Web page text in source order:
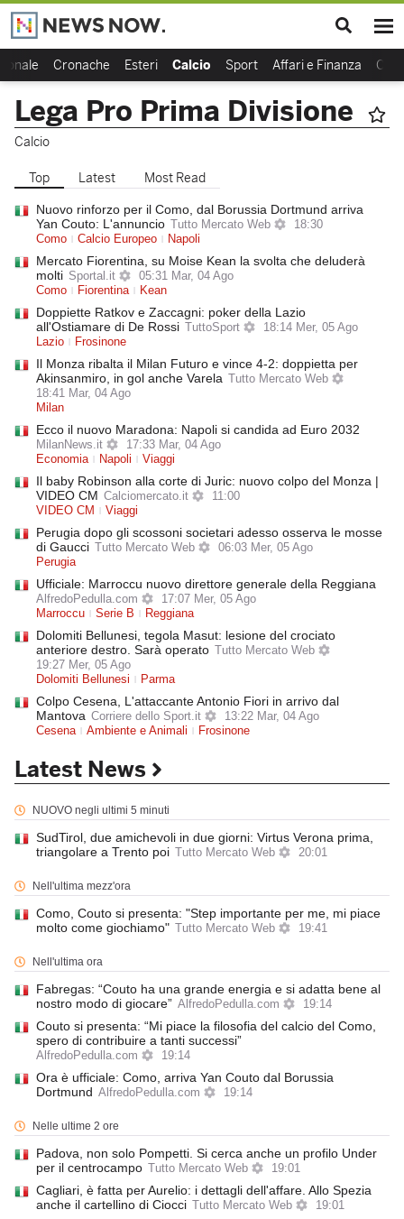
Cronache Esteri Calcio Sport Affari e Finanza
Lega Pro Prima Divisione
Calcio
Top Latest Most Read
Nuovo rinforzo per il Como, dal Borussia Dortmund arriva
Yan Couto: L'annuncio
Tutto Mercato Web
18:30
Como
Calcio Europeo Napoli
Mercato Fiorentina, su Moise Kean la svolta che deluderà
molti Sportal.it
05:31 Mar, 04 Ago
Como
Fiorentina Kean
Doppiette Ratkov e Zaccagni: poker della Lazio
all'Ostiamare di De Rossi
TuttoSport
18:14 Mer, 05 Ago
Lazio
Frosinone
Il Monza ribalta il Milan Futuro e vince 4-2: doppietta per
Akinsanmiro, in gol anche Varela
Tutto Mercato Web
18:41 Mar, 04 Ago
Milan
Ecco il nuovo Maradona: Napoli si candida ad Euro 2032
MilanNews.it
17:33 Mar, 04 Ago
Economia
Napoli Viaggi
Il baby Robinson alla corte di Juric: nuovo colpo del Monza |
VIDEO CM Calciomercato.it
11:00
VIDEO CM
Viaggi
Perugia dopo gli scossoni societari adesso osserva le mosse
di Gaucci
Tutto Mercato Web
06:03 Mer, 05 Ago
Perugia
Ufficiale: Marroccu nuovo direttore generale della Reggiana
AlfredoPedulla.com
17:07 Mer, 05 Ago
Marroccu
Serie B Reggiana
Dolomiti Bellunesi, tegola Masut: lesione del crociato
anteriore destro. Sarà operato
Tutto Mercato Web
19:27 Mer, 05 Ago
Dolomiti Bellunesi
Parma
Colpo Cesena, L'attaccante Antonio Fiori in arrivo dal
Mantova Corriere dello Sport.it
13:22 Mar, 04 Ago
Cesena
Ambiente e Animali Frosinone
Latest News
NUOVO negli ultimi 5 minuti
SudTirol, due amichevoli in due giorni: Virtus Verona prima,
triangolare a Trento poi
Tutto Mercato Web 20:01
Nell'ultima mezz'ora
Como, Couto si presenta: "Step importante per me, mi piace
molto come giochiamo"
Tutto Mercato Web 19:41
Nell'ultima ora
Fabregas: “Couto ha una grande energia e si adatta bene al
nostro modo di giocare” AlfredoPedulla.com 19:14
Couto si presenta: “Mi piace la filosofia del calcio del Como,
spero di contribuire a tanti successi”
AlfredoPedulla.com 19:14
Ora è ufficiale: Como, arriva Yan Couto dal Borussia
Dortmund AlfredoPedulla.com 19:14
Nelle ultime 2 ore
Padova, non solo Pompetti. Si cerca anche un profilo Under
per il centrocampo
Tutto Mercato Web 19:01
Cagliari, è fatta per Aurelio: i dettagli dell'affare. Allo Spezia
anche il cartellino di Ciocci
Tutto Mercato Web 19:01